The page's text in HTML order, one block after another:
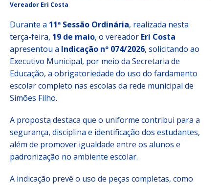
Vereador Eri Costa
Durante a 11ª Sessão Ordinária, realizada nesta
terça-feira, 19 de maio, o vereador Eri Costa
apresentou a Indicação nº 074/2026, solicitando ao
Executivo Municipal, por meio da Secretaria de
Educação, a obrigatoriedade do uso do fardamento
escolar completo nas escolas da rede municipal de
Simões Filho.
A proposta destaca que o uniforme contribui para a
segurança, disciplina e identificação dos estudantes,
além de promover igualdade entre os alunos e
padronização no ambiente escolar.
A indicação prevê o uso de peças completas, como